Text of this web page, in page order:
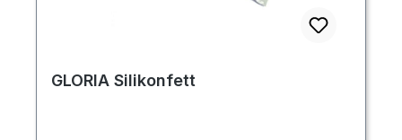
GLORIA Silikonfett